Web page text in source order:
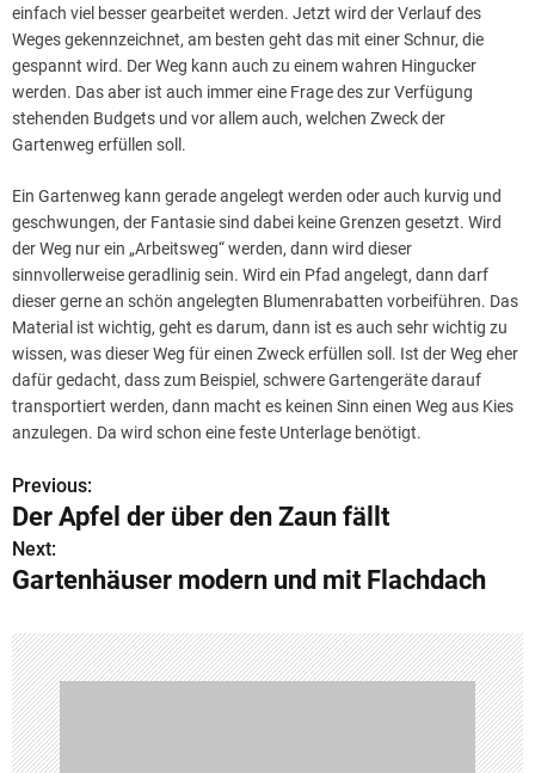
einfach viel besser gearbeitet werden. Jetzt wird der Verlauf des
Weges gekennzeichnet, am besten geht das mit einer Schnur, die
gespannt wird. Der Weg kann auch zu einem wahren Hingucker
werden. Das aber ist auch immer eine Frage des zur Verfügung
stehenden Budgets und vor allem auch, welchen Zweck der
Gartenweg erfüllen soll.
Ein Gartenweg kann gerade angelegt werden oder auch kurvig und
geschwungen, der Fantasie sind dabei keine Grenzen gesetzt. Wird
der Weg nur ein „Arbeitsweg“ werden, dann wird dieser
sinnvollerweise geradlinig sein. Wird ein Pfad angelegt, dann darf
dieser gerne an schön angelegten Blumenrabatten vorbeiführen. Das
Material ist wichtig, geht es darum, dann ist es auch sehr wichtig zu
wissen, was dieser Weg für einen Zweck erfüllen soll. Ist der Weg eher
dafür gedacht, dass zum Beispiel, schwere Gartengeräte darauf
transportiert werden, dann macht es keinen Sinn einen Weg aus Kies
anzulegen. Da wird schon eine feste Unterlage benötigt.
B
e
i
t
r
a
g
Previous:
Der Apfel der über den Zaun fällt
Next:
Gartenhäuser modern und mit Flachdach